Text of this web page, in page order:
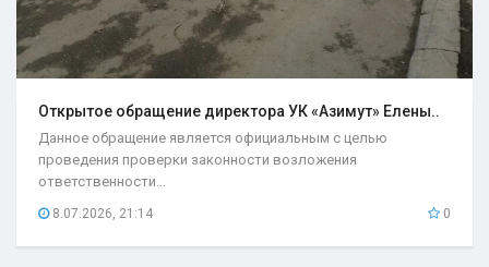
Открытое обращение директора УК «Азимут» Елены..
Данное обращение является официальным с целью
проведения проверки законности возложения
ответственности...
8.07.2026, 21:14 0